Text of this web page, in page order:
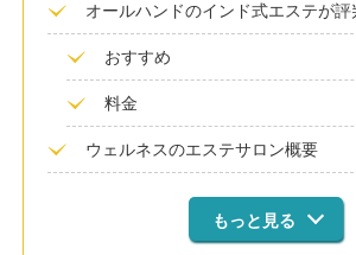
オールハンドのインド式エステが
おすすめ
料金
ウェルネスのエステサロン概要
もっと見る